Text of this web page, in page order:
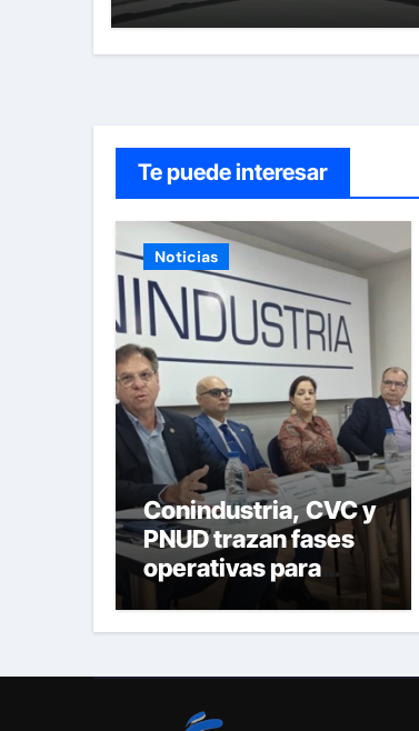
Te puede interesar
Noticias
Conindustria, CVC y
PNUD trazan fases
operativas para
Venezuela